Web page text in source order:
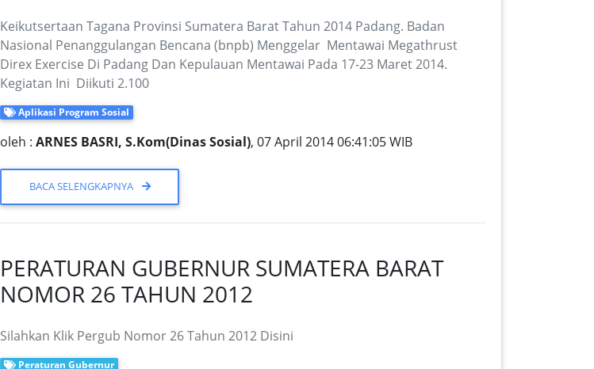
Keikutsertaan Tagana Provinsi Sumatera Barat Tahun 2014 Padang. Badan
Nasional Penanggulangan Bencana (bnpb) Menggelar Mentawai Megathrust
Direx Exercise Di Padang Dan Kepulauan Mentawai Pada 17-23 Maret 2014.
Kegiatan Ini Diikuti 2.100
Aplikasi Program Sosial
oleh :ARNES BASRI, S.Kom(Dinas Sosial), 07 April 2014 06:41:05 WIB
BACA SELENGKAPNYA
PERATURAN GUBERNUR SUMATERA BARAT
NOMOR 26 TAHUN 2012
Silahkan Klik Pergub Nomor 26 Tahun 2012 Disini
Peraturan Gubernur